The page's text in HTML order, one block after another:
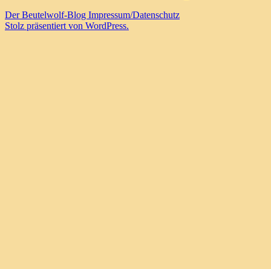
Der Beutelwolf-Blog Impressum/Datenschutz
Stolz präsentiert von WordPress.